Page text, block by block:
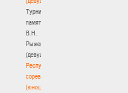
Турнир
памяти
В.Н.
Рыженкова
(девушки)
Республиканские
соревнования
(юноши)